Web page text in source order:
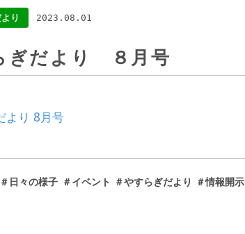
り 2023.08.01
ぎだより ８月号
より 8月号
＃日々の様子 ＃イベント ＃やすらぎだより ＃情報開示